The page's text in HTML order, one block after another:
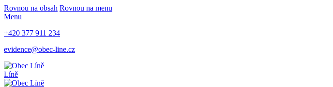
Rovnou na obsah Rovnou na menu
Menu
+420 377 911 234
evidence@obec-line.cz
Líně